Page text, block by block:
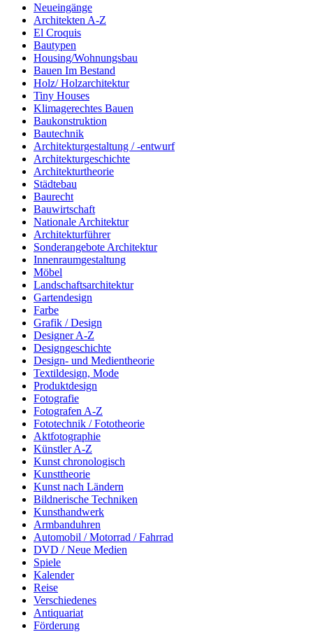
Neueingänge
Architekten A-Z
El Croquis
Bautypen
Housing/Wohnungsbau
Bauen Im Bestand
Holz/ Holzarchitektur
Tiny Houses
Klimagerechtes Bauen
Baukonstruktion
Bautechnik
Architekturgestaltung / -entwurf
Architekturgeschichte
Architekturtheorie
Städtebau
Baurecht
Bauwirtschaft
Nationale Architektur
Architekturführer
Sonderangebote Architektur
Innenraumgestaltung
Möbel
Landschaftsarchitektur
Gartendesign
Farbe
Grafik / Design
Designer A-Z
Designgeschichte
Design- und Medientheorie
Textildesign, Mode
Produktdesign
Fotografie
Fotografen A-Z
Fototechnik / Fototheorie
Aktfotographie
Künstler A-Z
Kunst chronologisch
Kunsttheorie
Kunst nach Ländern
Bildnerische Techniken
Kunsthandwerk
Armbanduhren
Automobil / Motorrad / Fahrrad
DVD / Neue Medien
Spiele
Kalender
Reise
Verschiedenes
Antiquariat
Förderung